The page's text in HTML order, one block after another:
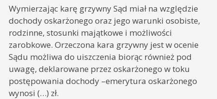
Wymierzając karę grzywny Sąd miał na względzie
dochody oskarżonego oraz jego warunki osobiste,
rodzinne, stosunki majątkowe i możliwości
zarobkowe. Orzeczona kara grzywny jest w ocenie
Sądu możliwa do uiszczenia biorąc również pod
uwagę, deklarowane przez oskarżonego w toku
postępowania dochody –emerytura oskarżonego
wynosi (…) zł.